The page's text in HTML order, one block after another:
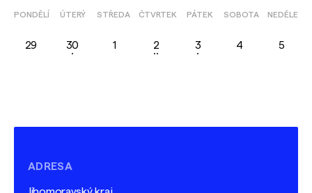
PONDĚLÍ ÚTERÝ STŘEDA ČTVRTEK PÁTEK SOBOTA NEDĚLE
29 30 1 2 3 4 5
ADRESA